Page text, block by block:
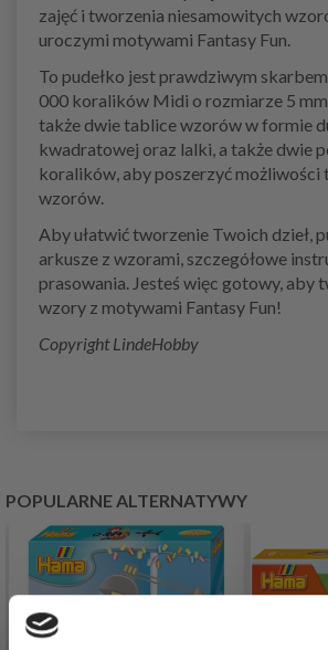
zajęć i tworzenia niesamowitych
uroczymi motywami Fantasy Fun.
To pudełko jest prawdziwym
000 koralików Midi o rozmiarze 5
także dwie tablice wzorów w formie
kwadratowej oraz lalki, a także dwie
koralików, aby poszerzyć możliwości
wzorów.
Aby ułatwić tworzenie Twoich dzieł,
arkusze z wzorami, szczegółowe
prasowania. Jesteś więc gotowy, aby
wzory z motywami Fantasy Fun!
Copyright LindeHobby
POPULARNE ALTERNATYWY